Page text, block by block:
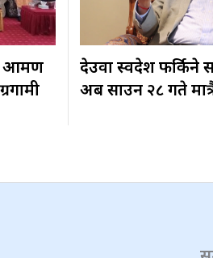
देउवा स्वदेश फर्किने
अब साउन २८ गते